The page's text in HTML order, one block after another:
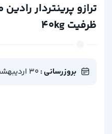
ظرفیت ۴۰kg
بروزرسانی : 30 اردیبهشت 1405